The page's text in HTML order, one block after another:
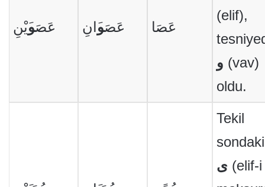
عَصَوَيْنِ عَصَو َانِ عَصَا
(elif),
و (vav)
oldu.
Tekil
sondaki
ى (elif-i